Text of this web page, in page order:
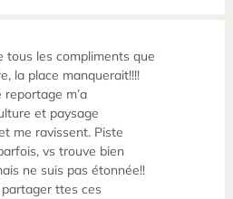
tous les compliments que
la place manquerait!!!!
reportage m’a
et paysage
me ravissent. Piste
vs trouve bien
ne suis pas étonnée!!
ttes ces